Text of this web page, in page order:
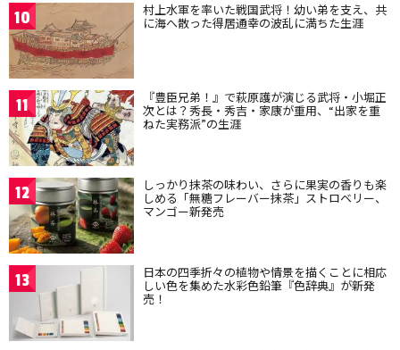
10 村上水軍を率いた戦国武将！幼い弟を支え、共
に海へ散った得居通幸の波乱に満ちた生涯
11 『豊臣兄弟！』で萩原護が演じる武将・小堀正
次とは？秀長・秀吉・家康が重用、“出家を重
ねた実務派”の生涯
12 しっかり抹茶の味わい、さらに果実の香りも楽
しめる「無糖フレーバー抹茶」ストロベリー、
マンゴー新発売
13 日本の四季折々の植物や情景を描くことに相応
しい色を集めた水彩色鉛筆『色辞典』が新発
売！